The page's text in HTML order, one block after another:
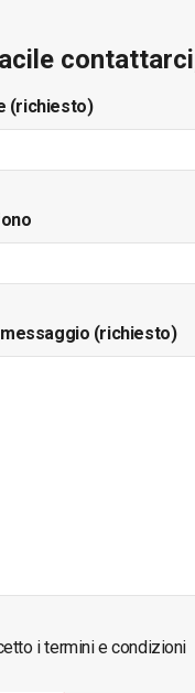
(richiesto)
messaggio (richiesto)
i termini e condizioni